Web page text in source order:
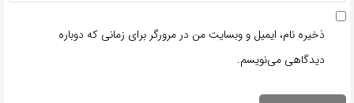
ذخیره نام، ایمیل و وبسایت من در مرورگر برای زمانی که دوباره
دیدگاهی می‌نویسم.